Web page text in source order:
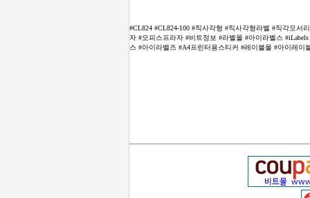
#CL824 #CL824-100 #직사각형 #직사각형라벨 #직각모
자 #오피스프라자 #비트정보 #라벨몰 #아이라벨스
스 #아이라벨즈 #A4프린터용스티커 #레이블몰 #아이레이